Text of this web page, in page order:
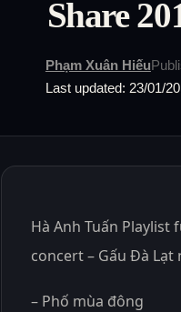
Share
Last updated: 23/01/
Phạm Xuân Hiếu
Hà Anh Tuấn Playlist
concert – Gấu Đà Lạt
– Phố mùa đông